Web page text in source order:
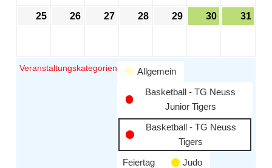
25 26 27 28 29 30 31
Veranstaltungskategorien
Allgemein
Basketball - TG Neuss
Junior Tigers
Basketball - TG Neuss
Tigers
Feiertag
Judo